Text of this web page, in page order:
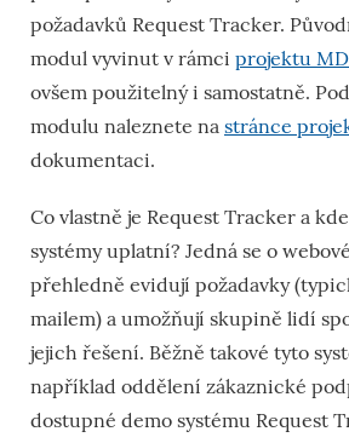
požadavků Request Tracker.
modul vyvinut v rámci projektu
ovšem použitelný i samostatně.
modulu naleznete na stránce
dokumentaci.
Co vlastně je Request Tracker a
systémy uplatní? Jedná se o
přehledně evidují požadavky
mailem) a umožňují skupině lidí
jejich řešení. Běžně takové tyto
například oddělení zákaznické
dostupné demo systému Request